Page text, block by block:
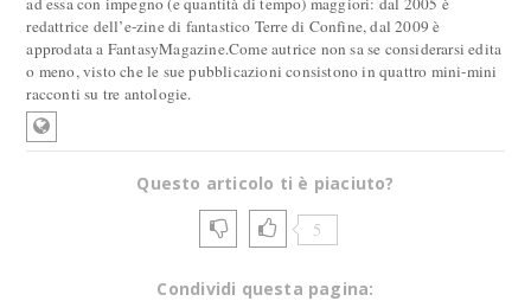
redattrice dell’e-zine di fantastico Terre di Confine, dal 2009 è
approdata a FantasyMagazine.Come autrice non sa se considerarsi edita
o meno, visto che le sue pubblicazioni consistono in quattro mini-mini
racconti su tre antologie.
Questo articolo ti è piaciuto?
5
Condividi questa pagina: